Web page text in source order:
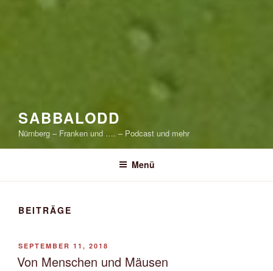
SABBALODD
Nürnberg – Franken und …. – Podcast und mehr
Menü
BEITRÄGE
VERÖFFENTLICHT
AM
SEPTEMBER 11, 2018
Von Menschen und Mäusen